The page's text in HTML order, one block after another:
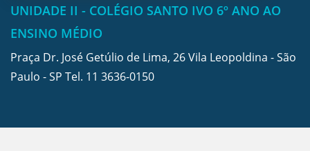
UNIDADE II - COLÉGIO SANTO IVO 6º ANO AO
ENSINO MÉDIO
Praça Dr. José Getúlio de Lima, 26 Vila Leopoldina - São
Paulo - SP Tel. 11 3636-0150